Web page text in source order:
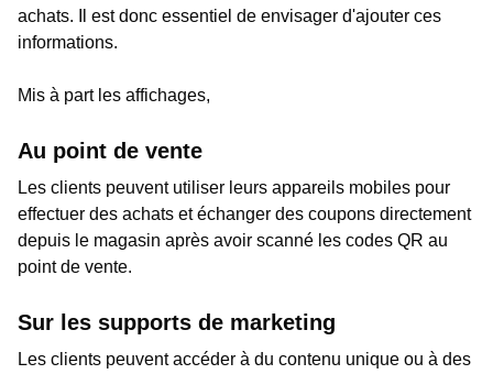
achats. Il est donc essentiel de envisager d'ajouter ces
informations.
Mis à part les affichages,
Au point de vente
Les clients peuvent utiliser leurs appareils mobiles pour
effectuer des achats et échanger des coupons directement
depuis le magasin après avoir scanné les codes QR au
point de vente.
Sur les supports de marketing
Les clients peuvent accéder à du contenu unique ou à des